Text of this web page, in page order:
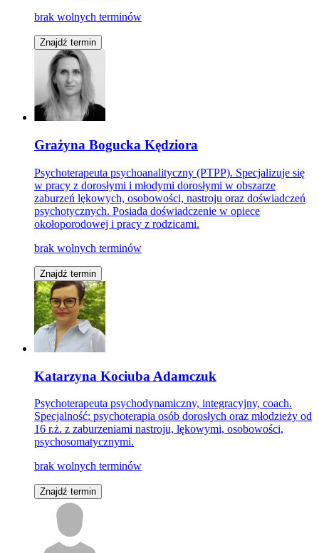
brak wolnych terminów
Znajdź termin
Grażyna Bogucka Kędziora
Psychoterapeuta psychoanalityczny (PTPP). Specjalizuje się
w pracy z dorosłymi i młodymi dorosłymi w obszarze
zaburzeń lękowych, osobowości, nastroju oraz doświadczeń
psychotycznych. Posiada doświadczenie w opiece
okołoporodowej i pracy z rodzicami.
brak wolnych terminów
Znajdź termin
Katarzyna Kociuba Adamczuk
Psychoterapeuta psychodynamiczny, integracyjny, coach.
Specjalność: psychoterapia osób dorosłych oraz młodzieży od
16 r.ż. z zaburzeniami nastroju, lękowymi, osobowości,
psychosomatycznymi.
brak wolnych terminów
Znajdź termin